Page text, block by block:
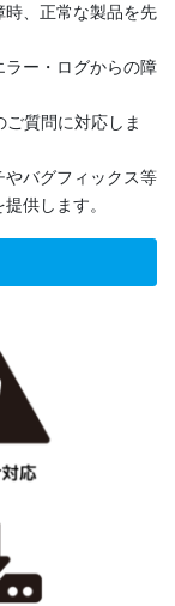
、正常な製品を先
ー・ログからの障
質問に対応しま
バグフィックス等
供します。